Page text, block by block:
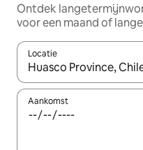
Ontdek
voor een maand of
Locatie
Wanneer er resultaten
Aankomst